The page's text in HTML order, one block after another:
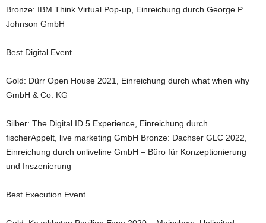
Bronze: IBM Think Virtual Pop-up, Einreichung durch George P.
Johnson GmbH
Best Digital Event
Gold: Dürr Open House 2021, Einreichung durch what when why
GmbH & Co. KG
Silber: The Digital ID.5 Experience, Einreichung durch
fischerAppelt, live marketing GmbH Bronze: Dachser GLC 2022,
Einreichung durch onliveline GmbH – Büro für Konzeptionierung
und Inszenierung
Best Execution Event